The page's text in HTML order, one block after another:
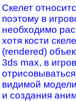
Скелет
поэтому в
необходимо
хотя кости
(rendered)
3ds max, в
видимой
и создания